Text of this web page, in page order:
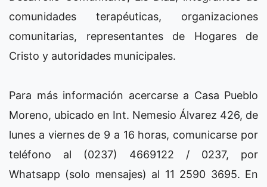
comunidades terapéuticas, organizaciones
comunitarias, representantes de Hogares de
Cristo y autoridades municipales.
Para más información acercarse a Casa Pueblo
Moreno, ubicado en Int. Nemesio Álvarez 426, de
lunes a viernes de 9 a 16 horas, comunicarse por
teléfono al (0237) 4669122 / 0237, por
Whatsapp (solo mensajes) al 11 2590 3695. En